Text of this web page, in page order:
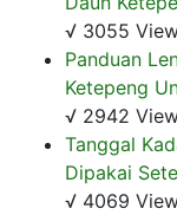
√ 3055
Panduan
Ketepeng
√ 2942
Tanggal
Dipakai
√ 4069